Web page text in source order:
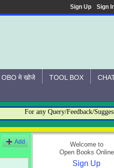
Sign Up Sign
OBO मे खोजे TOOL BOX
For any Query/Feedback/
Add
Welcome to
Open Books Online
Sign Up